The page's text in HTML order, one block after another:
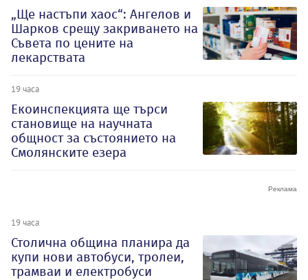
„Ще настъпи хаос“: Ангелов и
Шарков срещу закриването на
Съвета по цените на
лекарствата
19 часа
Екоинспекцията ще търси
становище на научната
общност за състоянието на
Смолянските езера
19 часа
Столична община планира да
купи нови автобуси, тролеи,
трамваи и електробуси